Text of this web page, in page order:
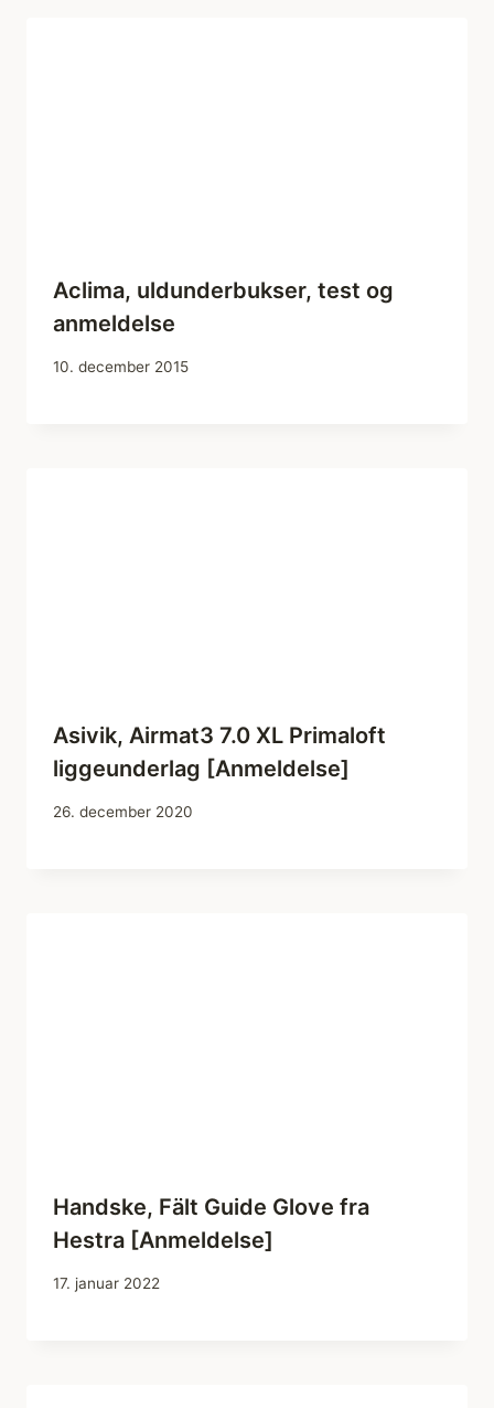
Aclima, uldunderbukser, test og
anmeldelse
10. december 2015
Asivik, Airmat3 7.0 XL Primaloft
liggeunderlag [Anmeldelse]
26. december 2020
Handske, Fält Guide Glove fra
Hestra [Anmeldelse]
17. januar 2022